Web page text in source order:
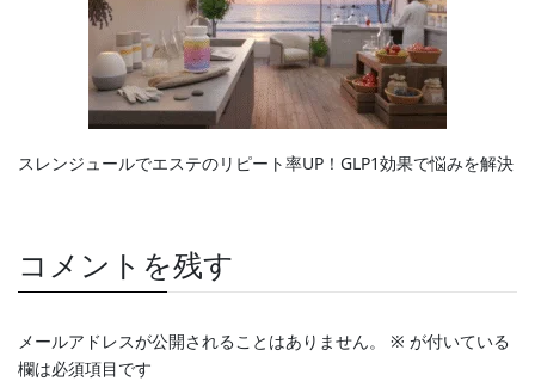
スレンジュールでエステのリピート率UP！GLP1効果で悩みを解決
コメントを残す
メールアドレスが公開されることはありません。 ※ が付いている
欄は必須項目です